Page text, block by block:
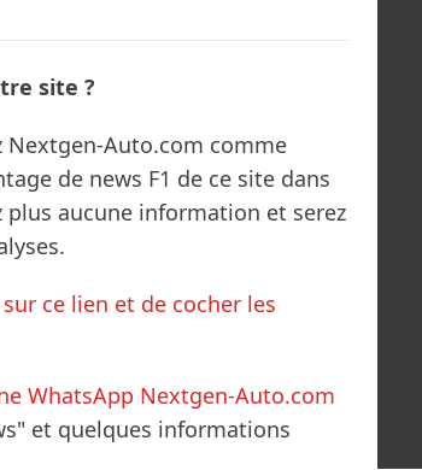
site ?
Nextgen-Auto.com comme
de news F1 de ce site dans
plus aucune information et serez
ce lien et de cocher les
WhatsApp Nextgen-Auto.com
et quelques informations